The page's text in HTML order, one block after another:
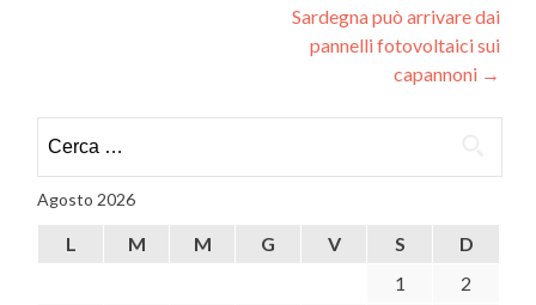
Sardegna può arrivare dai
pannelli fotovoltaici sui
capannoni →
per:
Agosto 2026
L M M G V S
D
1
2